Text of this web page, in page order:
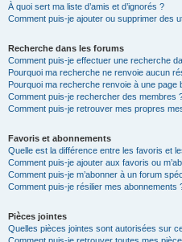
À quoi sert ma liste d’amis et d’ignorés ?
Comment puis-je ajouter ou supprimer des
Recherche dans les forums
Comment puis-je effectuer une recherche
Pourquoi ma recherche ne renvoie aucun
Pourquoi ma recherche renvoie à une page
Comment puis-je rechercher des membres
Comment puis-je retrouver mes propres
Favoris et abonnements
Quelle est la différence entre les favoris et
Comment puis-je ajouter aux favoris ou
Comment puis-je m’abonner à un forum
Comment puis-je résilier mes abonnements
Pièces jointes
Quelles pièces jointes sont autorisées sur